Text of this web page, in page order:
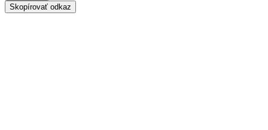
Skopírovať odkaz